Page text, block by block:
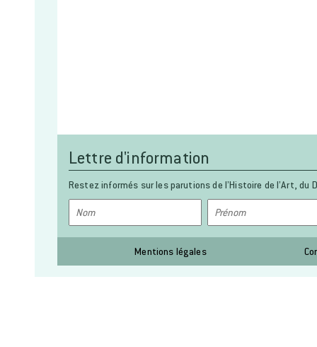
Lettre d'information
Restez informés sur les parutions de l’Histoire de l’Art, du
Mentions légales